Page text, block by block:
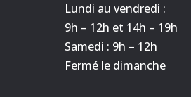
Lundi au vendredi :
9h – 12h et 14h – 19h
Samedi : 9h – 12h
Fermé le dimanche